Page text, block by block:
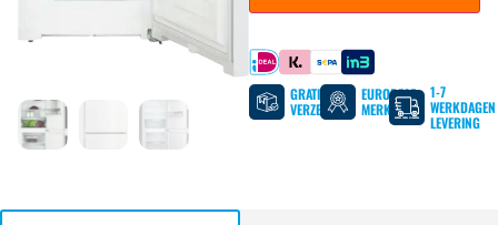
Betaal met
GRATIS
VERZENDING
EUROPESE
MERKEN
1-7
WERKDAGEN
LEVERING